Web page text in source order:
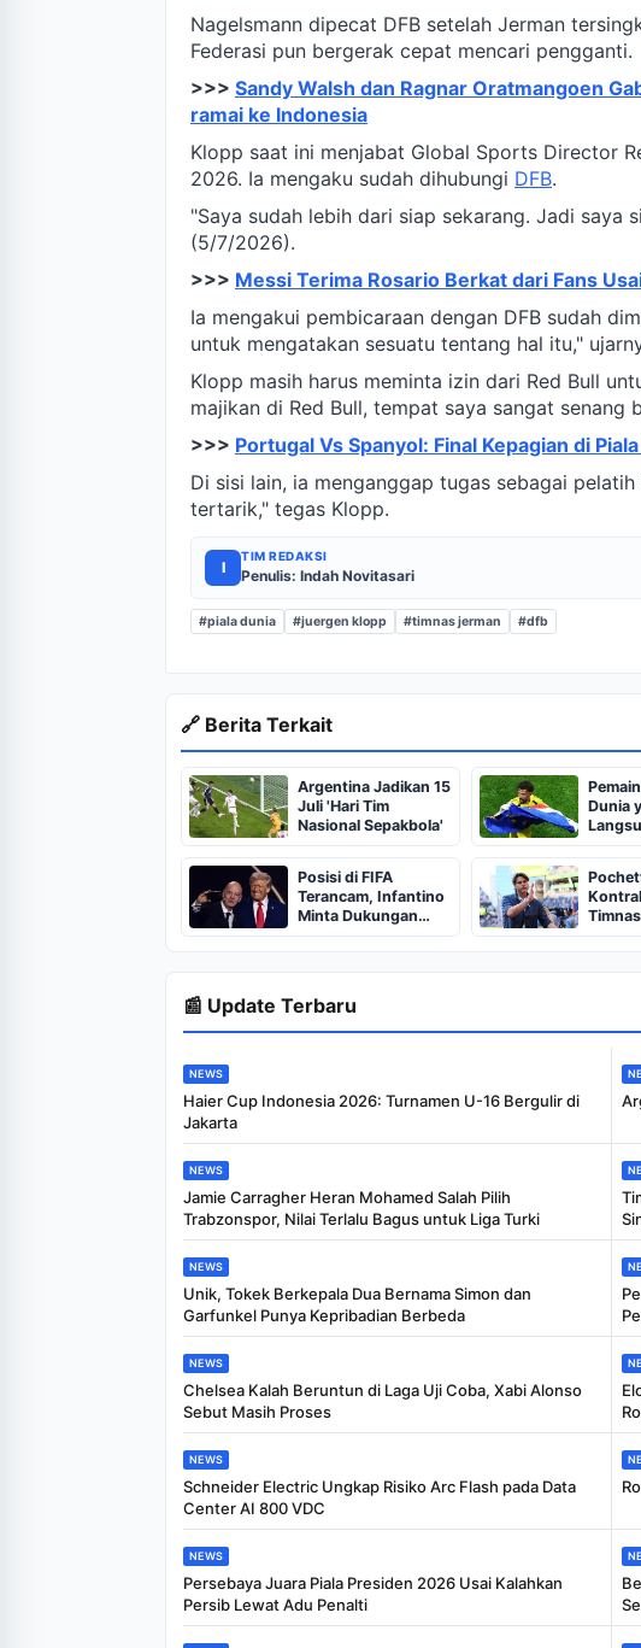
Nagelsmann dipecat DFB setelah Jerman
Federasi pun bergerak cepat mencari pengganti.
>>> Sandy Walsh dan Ragnar Oratmangoen
ramai ke Indonesia
Klopp saat ini menjabat Global Sports Director
2026. Ia mengaku sudah dihubungi DFB.
"Saya sudah lebih dari siap sekarang. Jadi saya
(5/7/2026).
>>> Messi Terima Rosario Berkat dari Fans
Ia mengakui pembicaraan dengan DFB sudah
untuk mengatakan sesuatu tentang hal itu,"
Klopp masih harus meminta izin dari Red Bull
majikan di Red Bull, tempat saya sangat senang
>>> Portugal Vs Spanyol: Final Kepagian di
Di sisi lain, ia menganggap tugas sebagai
tertarik," tegas Klopp.
I
TIM REDAKSI
Penulis: Indah Novitasari
#piala dunia #juergen klopp #timnas jerman #dfb
🔗 Berita Terkait
Argentina Jadikan 15
Juli 'Hari Tim
Nasional Sepakbola'
Dunia
Klub
Posisi di FIFA
Terancam, Infantino
Minta Dukungan
Trump?
2030
📰 Update Terbaru
NEWS
Haier Cup Indonesia 2026: Turnamen U-16 Bergulir di
Jakarta
NEWS
Jamie Carragher Heran Mohamed Salah Pilih
Trabzonspor, Nilai Terlalu Bagus untuk Liga Turki
NEWS
Unik, Tokek Berkepala Dua Bernama Simon dan
Garfunkel Punya Kepribadian Berbeda
NEWS
Chelsea Kalah Beruntun di Laga Uji Coba, Xabi Alonso
Sebut Masih Proses
NEWS
Schneider Electric Ungkap Risiko Arc Flash pada Data
Center AI 800 VDC
NEWS
Persebaya Juara Piala Presiden 2026 Usai Kalahkan
Persib Lewat Adu Penalti